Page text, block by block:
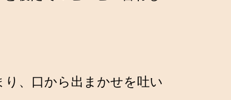
り、口から出まかせを吐い